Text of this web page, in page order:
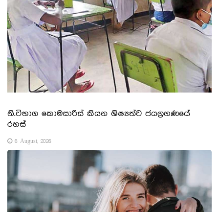
නි.විභාග කොමසාරිස් කියන ශිෂ්‍යත්ව ජයග්‍රහණයේ
රහස්
6 August, 2026